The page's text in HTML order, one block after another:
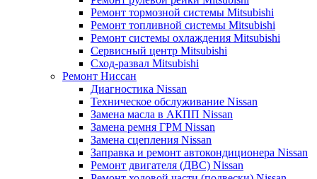
Ремонт тормозной системы Mitsubishi
Ремонт топливной системы Mitsubishi
Ремонт системы охлаждения Mitsubishi
Сервисный центр Mitsubishi
Сход-развал Mitsubishi
Ремонт Ниссан
Диагностика Nissan
Техническое обслуживание Nissan
Замена масла в АКПП Nissan
Замена ремня ГРМ Nissan
Замена сцепления Nissan
Заправка и ремонт автокондиционера Nissan
Ремонт двигателя (ДВС) Nissan